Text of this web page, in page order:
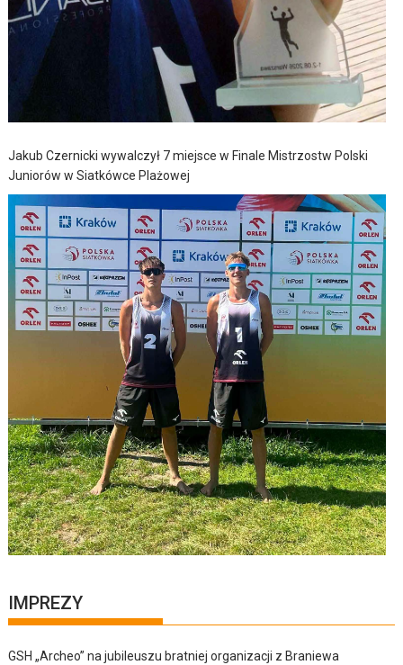
Jakub Czernicki wywalczył 7 miejsce w Finale Mistrzostw Polski
Juniorów w Siatkówce Plażowej
IMPREZY
GSH „Archeo” na jubileuszu bratniej organizacji z Braniewa